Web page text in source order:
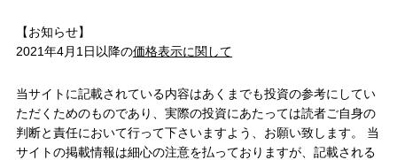
【お知らせ】
2021年4月1日以降の価格表示に関して
当サイトに記載されている内容はあくまでも投資の参考にしてい
ただくためのものであり、実際の投資にあたっては読者ご自身の
判断と責任において行って下さいますよう、お願い致します。 当
サイトの掲載情報は細心の注意を払っておりますが、記載される